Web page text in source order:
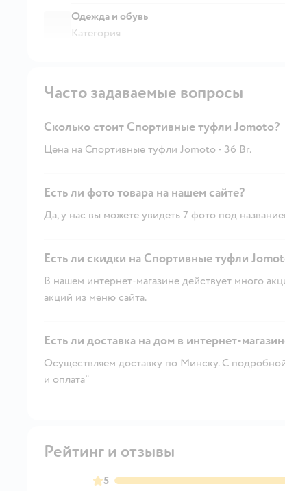
Одежда и обувь
Категория
Часто задаваемые вопросы
Сколько стоит Спортивные туфли Jomoto?
Цена на Спортивные туфли Jomoto - 36 Br.
Есть ли фото товара на нашем сайте?
Да, у нас вы можете увидеть 7 фото под
Есть ли скидки на Спортивные туфли
В нашем интернет-магазине действует много
акций из меню сайта.
Есть ли доставка на дом в интернет-
Осуществляем доставку по Минску. С
и оплата"
Рейтинг и отзывы
5